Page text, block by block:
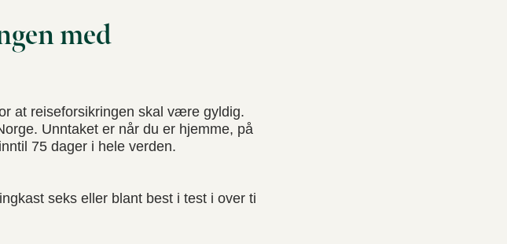
med
at reiseforsikringen skal være gyldig.
Unntaket er når du er hjemme, på
75 dager i hele verden.
seks eller blant best i test i over ti